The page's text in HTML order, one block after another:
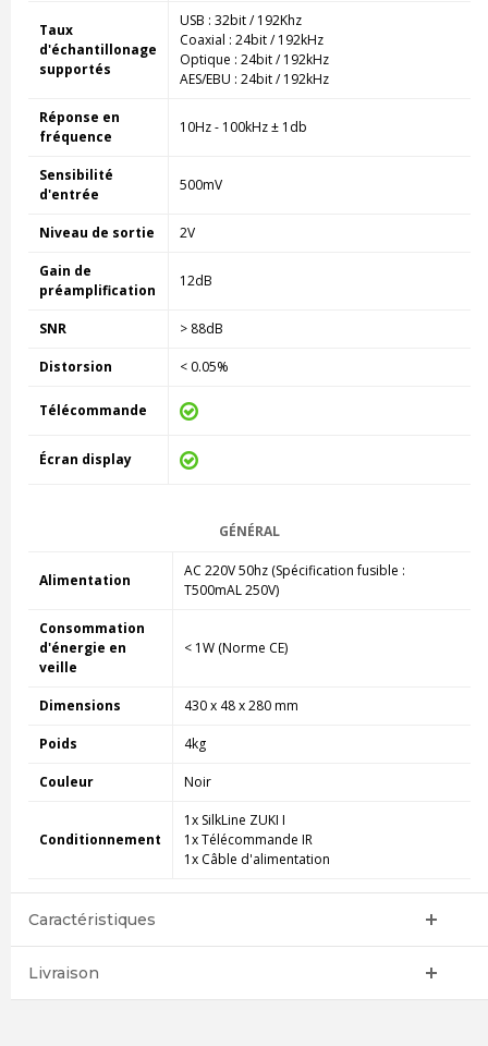
Taux
d'échantillonage
supportés
USB : 32bit / 192Khz
Coaxial : 24bit / 192kHz
Optique : 24bit / 192kHz
AES/EBU : 24bit / 192kHz
Réponse en
fréquence
10Hz - 100kHz ± 1db
Sensibilité
d'entrée
500mV
Niveau de sortie 2V
Gain de
préamplification
12dB
SNR > 88dB
Distorsion < 0.05%
Télécommande
Écran display
GÉNÉRAL
Alimentation
AC 220V 50hz (Spécification fusible :
T500mAL 250V)
Consommation
d'énergie en
veille
< 1W (Norme CE)
Dimensions 430 x 48 x 280 mm
Poids 4kg
Couleur Noir
Conditionnement
1x SilkLine ZUKI I
1x Télécommande IR
1x Câble d'alimentation
Caractéristiques
Livraison